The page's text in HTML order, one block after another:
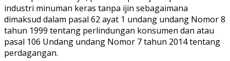
industri minuman keras tanpa ijin sebagaimana
dimaksud dalam pasal 62 ayat 1 undang undang Nomor 8
tahun 1999 tentang perlindungan konsumen dan atau
pasal 106 Undang undang Nomor 7 tahun 2014 tentang
perdagangan.